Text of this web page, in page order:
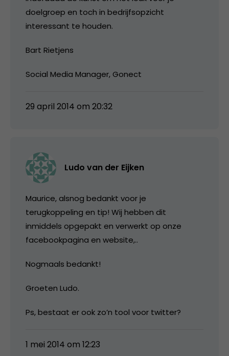
doelgroep en toch in bedrijfsopzicht
interessant te houden.
Bart Rietjens
Social Media Manager, Gonect
29 april 2014 om 20:32
Ludo van der Eijken
Maurice, alsnog bedankt voor je
terugkoppeling en tip! Wij hebben dit
inmiddels opgepakt en verwerkt op onze
facebookpagina en website,..
Nogmaals bedankt!
Groeten Ludo.
Ps, bestaat er ook zo’n tool voor twitter?
1 mei 2014 om 12:23